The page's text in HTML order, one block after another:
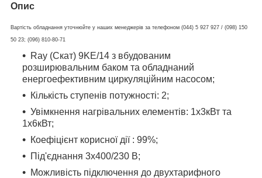
Опис
Вартість обладнання уточнюйте у наших менеджерів за телефоном (044) 5 927 927 / (098) 150
50 23; (096) 810-80-71
Ray (Скат) 9KE/14 з вбудованим
розширювальним баком та обладнаний
енергоефективним циркуляційним насосом;
Кількість ступенів потужності: 2;
Увімкнення нагрівальних елементів: 1х3кВт та
1х6кВт;
Коефіцієнт корисної дії : 99%;
Під'єднання 3х400/230 В;
Можливість підключення до двухтарифного